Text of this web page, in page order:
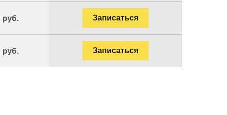
руб. Записаться
руб. Записаться